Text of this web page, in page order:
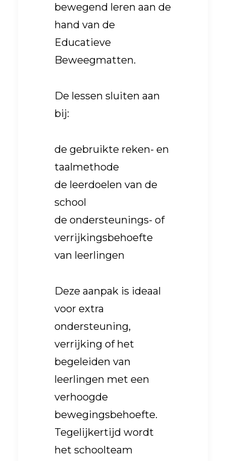
bewegend leren aan de
hand van de
Educatieve
Beweegmatten.
De lessen sluiten aan
bij:
de gebruikte reken- en
taalmethode
de leerdoelen van de
school
de ondersteunings- of
verrijkingsbehoefte
van leerlingen
Deze aanpak is ideaal
voor extra
ondersteuning,
verrijking of het
begeleiden van
leerlingen met een
verhoogde
bewegingsbehoefte.
Tegelijkertijd wordt
het schoolteam